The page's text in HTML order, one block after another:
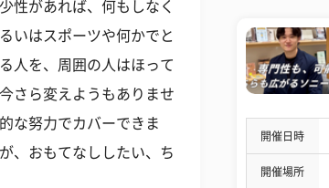
性があれば、何もしなく
いはスポーツや何かでと
人を、周囲の人はほって
さら変えようもありませ
な努力でカバーできま
、おもてなししたい、ち
開催日時
開催場所